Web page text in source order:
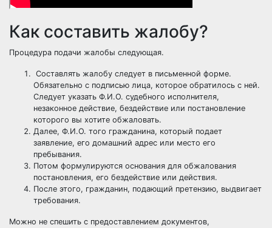
Как составить жалобу?
Процедура подачи жалобы следующая.
Составлять жалобу следует в письменной форме.
Обязательно с подписью лица, которое обратилось с ней.
Следует указать Ф.И.О. судебного исполнителя,
незаконное действие, бездействие или постановление
которого вы хотите обжаловать.
Далее, Ф.И.О. того гражданина, который подает
заявление, его домашний адрес или место его
пребывания.
Потом формулируются основания для обжалования
постановления, его бездействие или действия.
После этого, гражданин, подающий претензию, выдвигает
требования.
Можно не спешить с предоставлением документов,